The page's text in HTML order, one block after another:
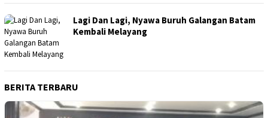
Lagi Dan Lagi, Nyawa Buruh Galangan Batam
Kembali Melayang
BERITA TERBARU